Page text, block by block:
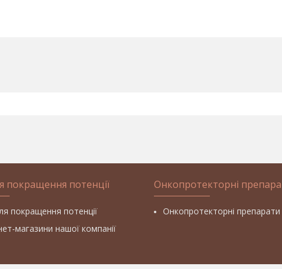
покращення потенції
покращення потенції
магазини нашої компанії
Онкопротекторні
Онкопротекторні препарати